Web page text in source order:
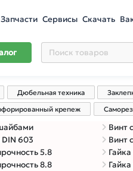
Запчасти Сервисы Скачать
Дюбельная техника
крепеж
603
5.8
8.8
Винт
Винт